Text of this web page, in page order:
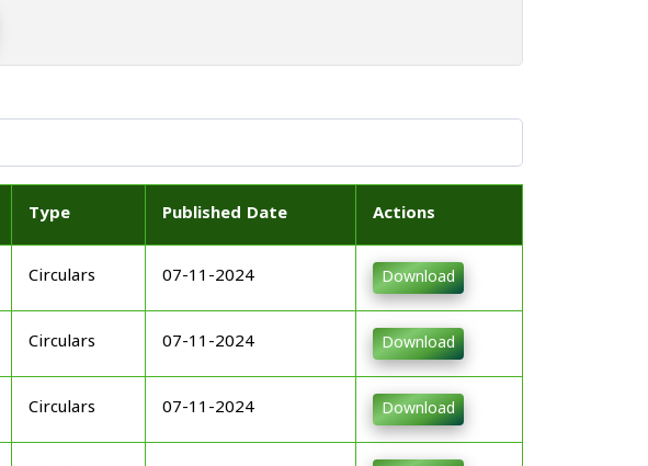
Type Published Date Actions
Circulars 07-11-2024 Download
Circulars 07-11-2024 Download
Circulars 07-11-2024 Download